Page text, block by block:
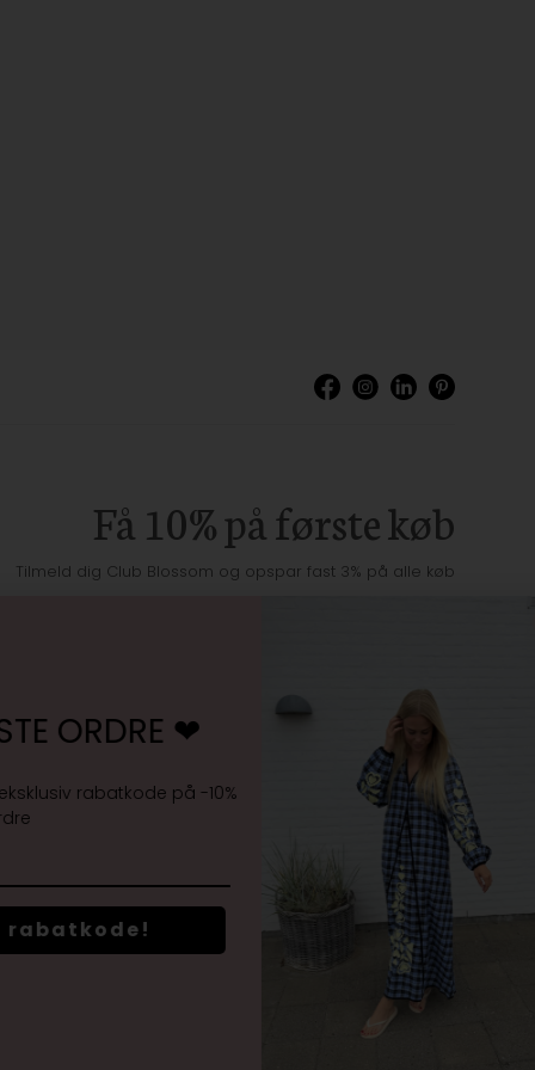
Få 10% på første køb
Tilmeld dig Club Blossom og opspar fast 3% på alle køb
Jeg accepterervilkårene samt markedsføring
ORDRE ❤︎
rabatkode på -10%